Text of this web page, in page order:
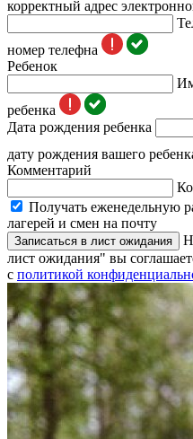
корректный адрес
номер телефна
Ребенок
ребенка
Дата рождения ребенка
дату рождения вашего
Комментарий
Получать еженедельную
лагерей и смен на почту
Записаться в лист ожидания
лист ожидания" вы
с политикой